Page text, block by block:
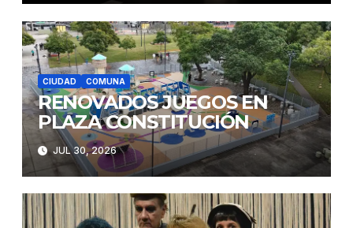
CIUDAD COMUNA
RENOVADOS JUEGOS EN
PLAZA CONSTITUCIÓN
JUL 30, 2026